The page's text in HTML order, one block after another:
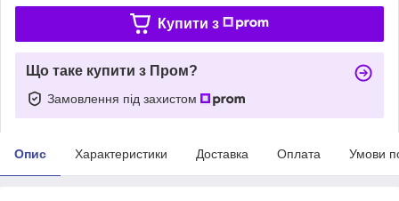
Купити з
Що таке купити з Пром?
Замовлення під захистом
Опис Характеристики Доставка Оплата Умови